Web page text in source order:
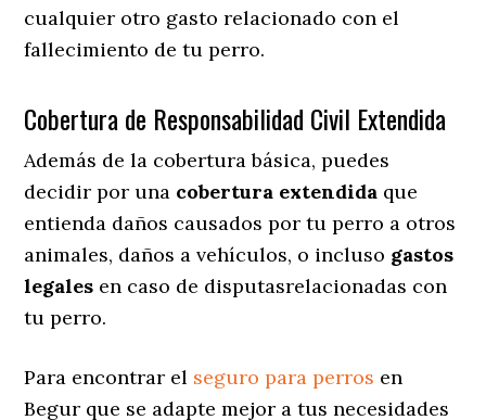
cualquier otro gasto relacionado con el
fallecimiento de tu perro.
Cobertura de Responsabilidad Civil Extendida
Además de la cobertura básica, puedes
decidir por una cobertura extendida que
entienda daños causados por tu perro a otros
animales, daños a vehículos, o incluso gastos
legales en caso de disputasrelacionadas con
tu perro.
Para encontrar el seguro para perros en
Begur que se adapte mejor a tus necesidades